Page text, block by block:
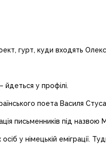
гурт, куди входять
йдеться у профілі.
поета Василя
письменників під
у німецькій еміграції.